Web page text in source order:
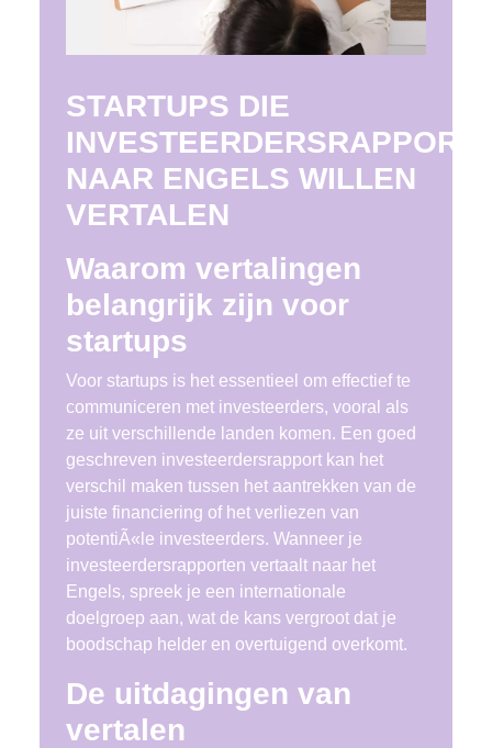
STARTUPS DIE
NAAR ENGELS WILLEN
VERTALEN
Waarom vertalingen
belangrijk zijn voor
startups
Voor startups is het essentieel om effectief te
communiceren met investeerders, vooral als
ze uit verschillende landen komen. Een goed
geschreven investeerdersrapport kan het
verschil maken tussen het aantrekken van de
juiste financiering of het verliezen van
potentiÃ«le investeerders. Wanneer je
investeerdersrapporten vertaalt naar het
Engels, spreek je een internationale
doelgroep aan, wat de kans vergroot dat je
boodschap helder en overtuigend overkomt.
De uitdagingen van
vertalen